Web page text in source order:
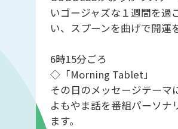
いゴージャズな１週間を過
い、スプーンを曲げで開運
6時15分ごろ
◇「Morning Tablet」
その日のメッセージテーマ
よもやま話を番組パーソナ
ます。